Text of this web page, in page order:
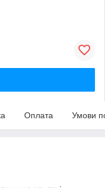
Оплата Умови